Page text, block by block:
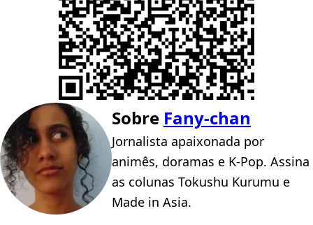
Sobre Fany-chan
Jornalista apaixonada por
animês, doramas e K-Pop. Assina
as colunas Tokushu Kurumu e
Made in Asia.